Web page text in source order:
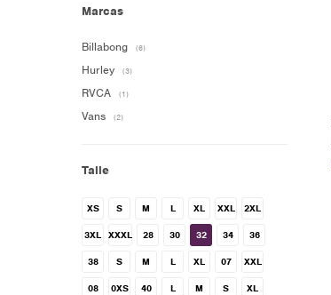
Marcas
Billabong (6)
Hurley (3)
RVCA (1)
Vans (2)
Talle
XS S M L XL XXL 2XL
3XL XXXL 28 30 32 34 36
38 S M L XL 07 XXL
08 0XS 40 L M S XL